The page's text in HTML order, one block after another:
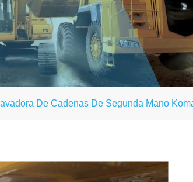
De Cadenas De Segunda Mano